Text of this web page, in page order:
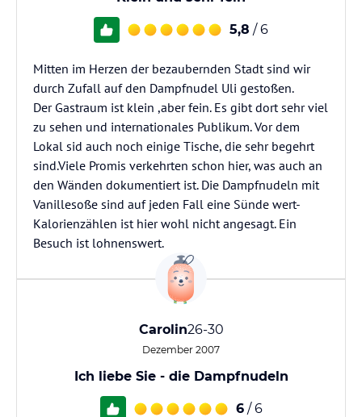
5,8 / 6
Mitten im Herzen der bezaubernden Stadt sind wir
durch Zufall auf den Dampfnudel Uli gestoßen.
Der Gastraum ist klein ,aber fein. Es gibt dort sehr viel
zu sehen und internationales Publikum. Vor dem
Lokal sid auch noch einige Tische, die sehr begehrt
sind.Viele Promis verkehrten schon hier, was auch an
den Wänden dokumentiert ist. Die Dampfnudeln mit
Vanillesoße sind auf jeden Fall eine Sünde wert-
Kalorienzählen ist hier wohl nicht angesagt. Ein
Besuch ist lohnenswert.
Carolin26-30
Dezember 2007
Ich liebe Sie - die Dampfnudeln
6 / 6